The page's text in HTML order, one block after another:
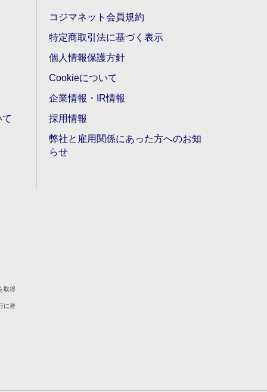
コジマネット会員規約
特定商取引法に基づく表示
個人情報保護方針
Cookieについて
企業情報・IR情報
採用情報
弊社と雇用関係にあった方へのお知
らせ
取得
に努